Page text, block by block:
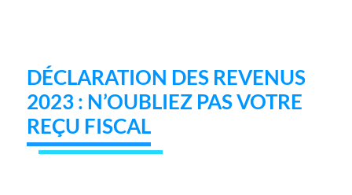
DÉCLARATION DES REVENUS
2023 : N’OUBLIEZ PAS VOTRE
REÇU FISCAL